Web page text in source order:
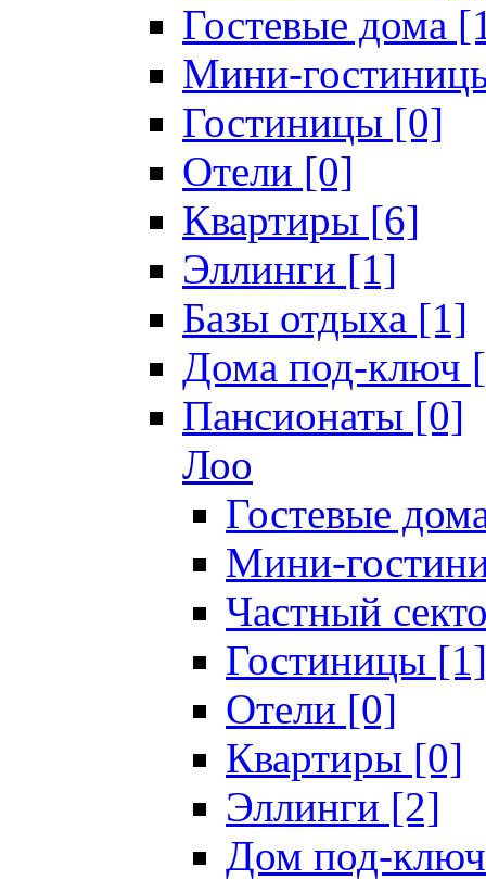
Гостевые дома
Мини-
Гостиницы [0]
Отели [0]
Квартиры [6]
Эллинги [1]
Базы отдыха [1]
Дома под-ключ
Пансионаты [0]
Лоо
Гостевые
Мини-
Частный
Гостиницы [1]
Отели [0]
Квартиры [0]
Эллинги [2]
Дом под-